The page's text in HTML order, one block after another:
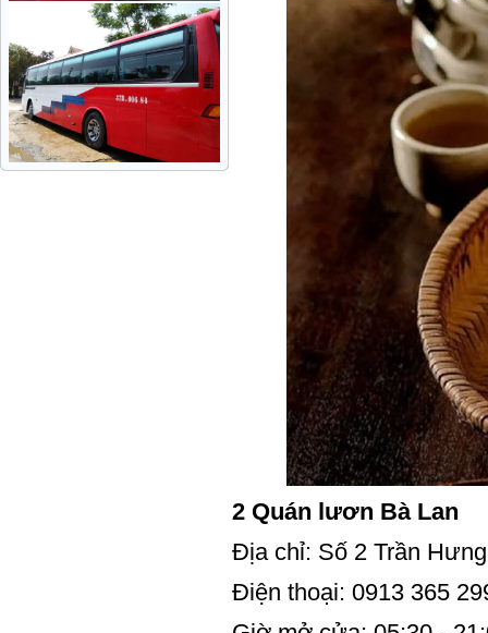
2 Quán lươn Bà Lan
Địa chỉ: Số 2 Trần
Điện thoại: 0913 365